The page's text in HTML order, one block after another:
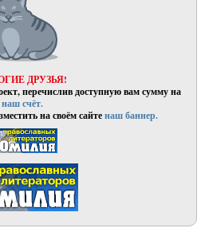
ДРУЗЬЯ!
перечислив доступную вам сумму на
наш счёт.
на своём сайтенаш баннер.